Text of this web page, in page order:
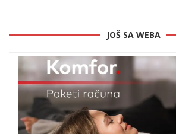
JOŠ SA WEBA